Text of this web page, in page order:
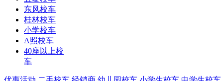
东风校车
桂林校车
小学校车
A照校车
40座以上校
车